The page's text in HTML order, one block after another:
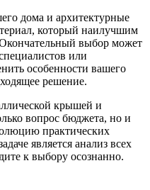
дома и архитектурные
который наилучшим
выбор может
или
особенности вашего
решение.
крышей и
вопрос бюджета, но и
практических
является анализ всех
к выбору осознанно.